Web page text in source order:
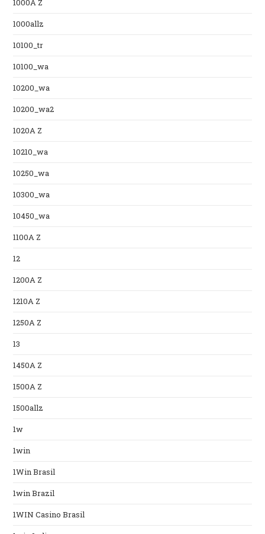
1000A Z
1000allz
10100_tr
10100_wa
10200_wa
10200_wa2
1020A Z
10210_wa
10250_wa
10300_wa
10450_wa
1100A Z
12
1200A Z
1210A Z
1250A Z
13
1450A Z
1500A Z
1500allz
1w
1win
1Win Brasil
1win Brazil
1WIN Casino Brasil